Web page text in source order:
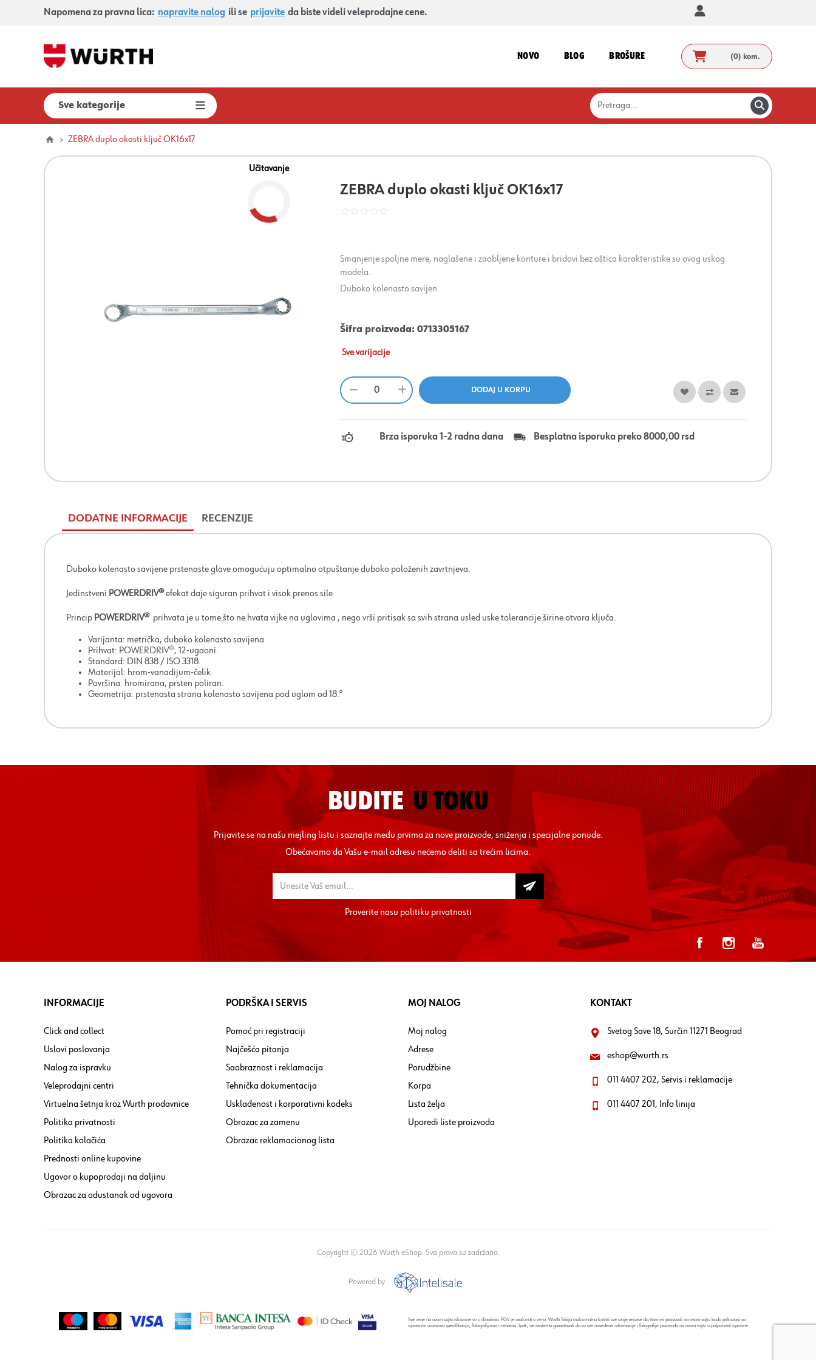
Napomena za pravna lica: napravite nalog ili se prijavite da biste videli veleprodajne cene.
NOVO BLOG BROŠURE (0) kom.
Sve kategorije
ZEBRA duplo okasti ključ OK16x17
Učitavanje
ZEBRA duplo okasti ključ OK16x17
Smanjenje spoljne mere, naglašene i zaobljene konture i bridovi bez oštica karakteristike su ovog uskog
modela.
Duboko kolenasto savijen.
Šifra proizvoda: 0713305167
Sve varijacije
Brza isporuka 1-2 radna dana Besplatna isporuka preko 8000,00 rsd
DODATNE INFORMACIJE RECENZIJE
Duboko kolenasto savijene prstenaste glave omogućuju optimalno otpuštanje duboko položenih zavrtnjeva.
Jedinstveni POWERDRIV®efekat daje siguran prihvat i visok prenos sile.
Princip POWERDRIV® prihvata je u tome što ne hvata vijke na uglovima , nego vrši pritisak sa svih strana usled uske tolerancije širine otvora ključa.
Varijanta: metrička, duboko kolenasto savijena
Prihvat: POWERDRIV®, 12-ugaoni.
Standard: DIN 838 / ISO 3318.
Materijal: hrom-vanadijum-čelik.
Površina: hromirana, prsten poliran.
Geometrija: prstenasta strana kolenasto savijena pod uglom od 18.°
BUDITE U TOKU
Prijavite se na našu mejling listu i saznajte među prvima za nove proizvode, sniženja i specijalne ponude.
Obećavamo da Vašu e-mail adresu nećemo deliti sa trećim licima.
Proverite nasupolitiku privatnosti
INFORMACIJE
Click and collect
Uslovi poslovanja
Nalog za ispravku
Veleprodajni centri
Virtuelna šetnja kroz Wurth prodavnice
Politika privatnosti
Politika kolačića
Prednosti online kupovine
Ugovor o kupoprodaji na daljinu
Obrazac za odustanak od ugovora
PODRŠKA I SERVIS
Pomoć pri registraciji
Najčešća pitanja
Saobraznost i reklamacija
Tehnička dokumentacija
Usklađenost i korporativni kodeks
Obrazac za zamenu
Obrazac reklamacionog lista
MOJ NALOG
Moj nalog
Adrese
Porudžbine
Korpa
Lista želja
Uporedi liste proizvoda
KONTAKT
Svetog Save 18, Surčin 11271 Beograd
eshop@wurth.rs
011 4407 202, Servis i reklamacije
011 4407 201, Info linija
Copyright © 2026 Wurth eShop. Sva prava su zadržana.
Powered by
Sve cene na ovom sajtu iskazane su u dinarima. PDV je uračunat u cenu. Wurth Srbija maksimalno koristi sve svoje resurse da Vam svi proizvodi na ovom sajtu budu prikazani sa
ispravnim nazivima specifikacija, fotografijama i cenama. Ipak, ne možemo garantovati da su sve navedene informacije i fotografije proizvoda na ovom sajtu u potpunosti ispravne